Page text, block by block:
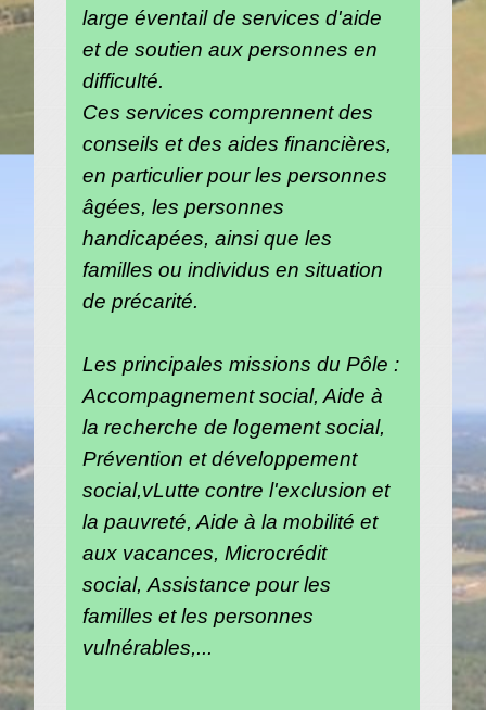
large éventail de services d'aide
et de soutien aux personnes en
difficulté.
Ces services comprennent des
conseils et des aides financières,
en particulier pour les personnes
âgées, les personnes
handicapées, ainsi que les
familles ou individus en situation
de précarité.
Les principales missions du Pôle :
Accompagnement social, Aide à
la recherche de logement social,
Prévention et développement
social,vLutte contre l'exclusion et
la pauvreté, Aide à la mobilité et
aux vacances, Microcrédit
social, Assistance pour les
familles et les personnes
vulnérables,...